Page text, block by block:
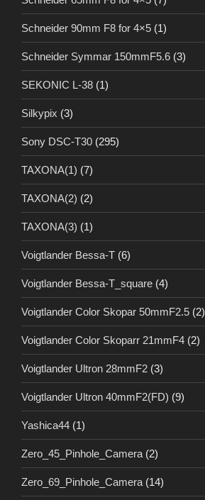
Schneider 90mm F8 for 4×5 (1)
Schneider Symmar 150mmF5.6 (3)
SEKONIC L-38 (1)
Silkypix (3)
Sony DSC-T30 (295)
TAXONA(1) (7)
TAXONA(2) (2)
TAXONA(3) (1)
Voigtlander Bessa-T (6)
Voigtlander Bessa-T_square (4)
Voigtlander Color Skopar 50mmF2.5 (2)
Voigtlander Color Skoparr 21mmF4 (2)
Voigtlander Ultron 28mmF2 (3)
Voigtlander Ultron 40mmF2(FD) (9)
Yashica44 (1)
Zero_45_Pinhole_Camera (2)
Zero_69_Pinhole_Camera (14)